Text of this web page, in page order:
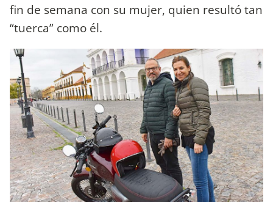
fin de semana con su mujer, quien resultó tan
“tuerca” como él.